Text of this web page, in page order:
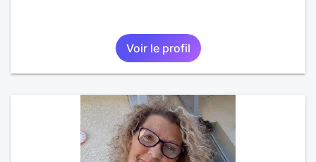
Voir le profil